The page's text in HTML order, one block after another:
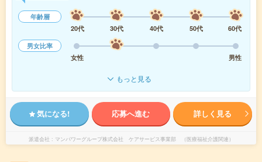
年齢層
20代
30代 40代 50代
60代
男女比率
女性
男性
もっと見る
気になる! 応募へ進む 詳しく見る
派遣会社 マンパワーグループ株式会社 ケアサービス事業部 （医療福祉介護関連）